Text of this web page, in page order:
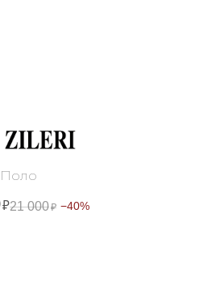
Поло
₽21 000₽ −40%